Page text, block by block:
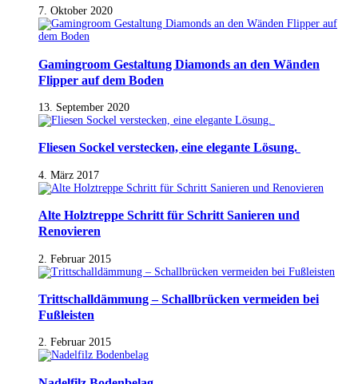
7. Oktober 2020
Gamingroom Gestaltung Diamonds an den Wänden
Flipper auf dem Boden
13. September 2020
Fliesen Sockel verstecken, eine elegante Lösung.
4. März 2017
Alte Holztreppe Schritt für Schritt Sanieren und
Renovieren
2. Februar 2015
Trittschalldämmung – Schallbrücken vermeiden bei
Fußleisten
2. Februar 2015